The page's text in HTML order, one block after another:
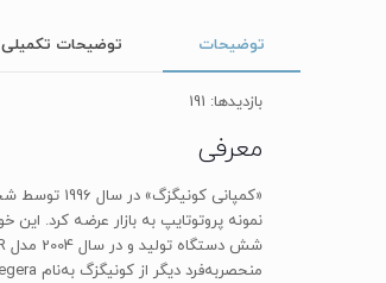
توضیحات توضیحات تکمیلی
بازدیدها: 191
معرفی